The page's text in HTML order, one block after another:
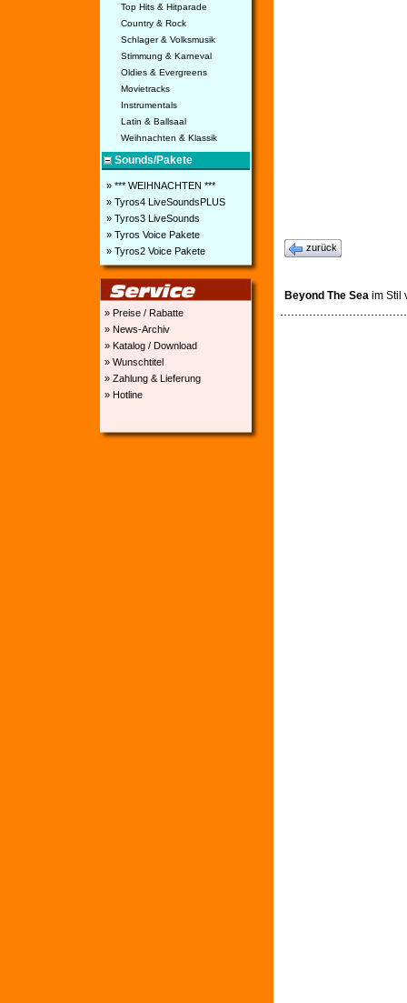
Top Hits & Hitparade
Country & Rock
Schlager & Volksmusik
Stimmung & Karneval
Oldies & Evergreens
Movietracks
Instrumentals
Latin & Ballsaal
Weihnachten & Klassik
Sounds/Pakete
» *** WEIHNACHTEN ***
» Tyros4 LiveSoundsPLUS
» Tyros3 LiveSounds
» Tyros Voice Pakete
» Tyros2 Voice Pakete
» Preise / Rabatte
» News-Archiv
» Katalog / Download
» Wunschtitel
» Zahlung & Lieferung
» Hotline
zurück
Beyond The Sea im Stil